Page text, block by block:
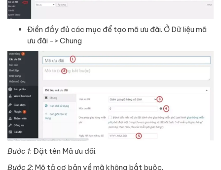
Điền đầy đủ các mục để tạo mã ưu đãi. Ở Dữ liệu mã
ưu đãi -> Chung
Bước 1: Đặt tên Mã ưu đãi.
Bước 2: Mô tả cơ bản về mã không bắt buộc.